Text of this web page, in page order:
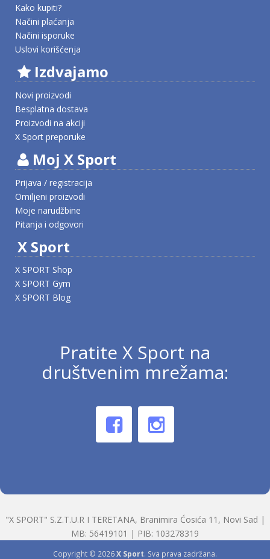
Kako kupiti?
Načini plaćanja
Načini isporuke
Uslovi korišćenja
Izdvajamo
Novi proizvodi
Besplatna dostava
Proizvodi na akciji
X Sport preporuke
Moj X Sport
Prijava / registracija
Omiljeni proizvodi
Moje narudžbine
Pitanja i odgovori
X Sport
X SPORT Shop
X SPORT Gym
X SPORT Blog
Pratite X Sport na
društvenim mrežama:
"X SPORT" S.Z.T.U.R I TERETANA, Branimira Ćosića 11, Novi Sad |
MB: 56419101 | PIB: 103278319
Copyright © 2026X Sport. Sva prava zadržana.